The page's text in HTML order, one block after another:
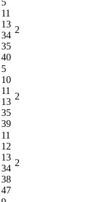
11
13
34
35
40
2
5
10
11
13
35
39
2
11
12
13
34
38
47
2